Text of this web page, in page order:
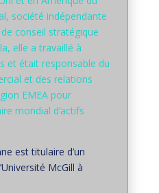
société indépendante
conseil stratégique
elle a travaillé à
et était responsable du
et des relations
EMEA pour
mondial d’actifs
est titulaire d’un
McGill à